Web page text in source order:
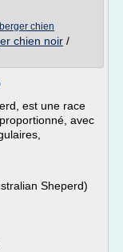
berger chien
chien noir /
est une race
avec
Sheperd)